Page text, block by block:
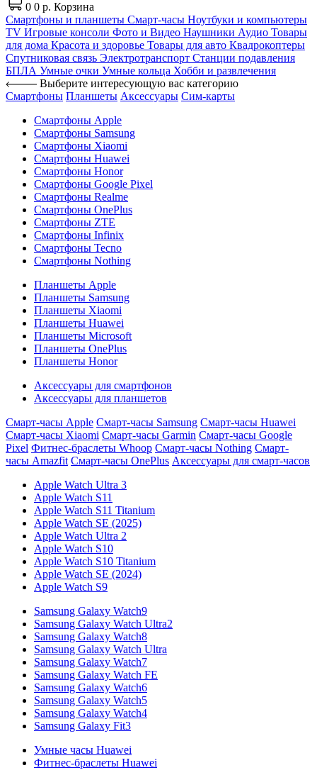
0 0 р. Корзина
Смартфоны и планшеты Смарт-часы Ноутбуки и компьютеры
TV Игровые консоли Фото и Видео Наушники Аудио Товары
для дома Красота и здоровье Товары для авто Квадрокоптеры
Спутниковая связь Электротранспорт Станции подавления
БПЛА Умные очки Умные кольца Хобби и развлечения
Выберите интересующую вас категорию
Смартфоны Планшеты Аксессуары Сим-карты
Смартфоны Apple
Смартфоны Samsung
Смартфоны Xiaomi
Смартфоны Huawei
Смартфоны Honor
Смартфоны Google Pixel
Смартфоны Realme
Смартфоны OnePlus
Смартфоны ZTE
Смартфоны Infinix
Смартфоны Tecno
Смартфоны Nothing
Планшеты Apple
Планшеты Samsung
Планшеты Xiaomi
Планшеты Huawei
Планшеты Microsoft
Планшеты OnePlus
Планшеты Honor
Аксессуары для смартфонов
Аксессуары для планшетов
Смарт-часы Apple Смарт-часы Samsung Смарт-часы Huawei
Смарт-часы Xiaomi Смарт-часы Garmin Смарт-часы Google
Pixel Фитнес-браслеты Whoop Смарт-часы Nothing Смарт-
часы Amazfit Смарт-часы OnePlus Аксессуары для смарт-часов
Apple Watch Ultra 3
Apple Watch S11
Apple Watch S11 Titanium
Apple Watch SE (2025)
Apple Watch Ultra 2
Apple Watch S10
Apple Watch S10 Titanium
Apple Watch SE (2024)
Apple Watch S9
Samsung Galaxy Watch9
Samsung Galaxy Watch Ultra2
Samsung Galaxy Watch8
Samsung Galaxy Watch Ultra
Samsung Galaxy Watch7
Samsung Galaxy Watch FE
Samsung Galaxy Watch6
Samsung Galaxy Watch5
Samsung Galaxy Watch4
Samsung Galaxy Fit3
Умные часы Huawei
Фитнес-браслеты Huawei